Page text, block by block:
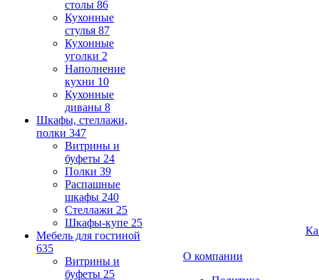
столы 86
Кухонные
стулья 87
Кухонные
уголки 2
Наполнение
кухни 10
Кухонные
диваны 8
Шкафы, стеллажи,
полки 347
Витрины и
буфеты 24
Полки 39
Распашные
шкафы 240
Стеллажи 25
Шкафы-купе 25
Мебель для гостиной
635
Витрины и
буфеты 25
О компании